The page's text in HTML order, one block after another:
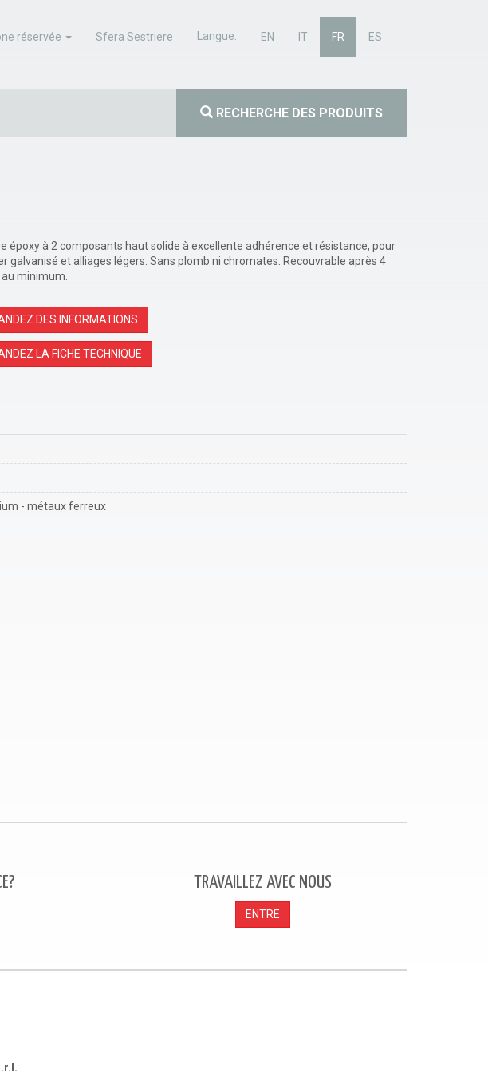
réservée Sfera Sestriere Langue: EN IT FR ES
RECHERCHE DES PRODUITS
époxy à 2 composants haut solide à excellente adhérence et résistance, pour
galvanisé et alliages légers. Sans plomb ni chromates. Recouvrable après 4
minimum.
DES INFORMATIONS
LA FICHE TECHNIQUE
- métaux ferreux
TRAVAILLEZ AVEC NOUS
ENTRE